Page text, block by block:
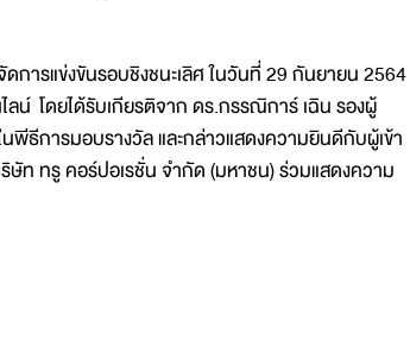
การแข่งขันรอบชิงชนะเลิศ ในวันที่ 29 กันยายน 2564
น์ โดยได้รับเกียรติจาก ดร.กรรณิการ์ เฉิน รองผู้
ธีการมอบรางวัล และกล่าวแสดงความยินดีกับผู้เข้า
ทรู คอร์ปอเรชั่น จำกัด (มหาชน) ร่วมแสดงความ